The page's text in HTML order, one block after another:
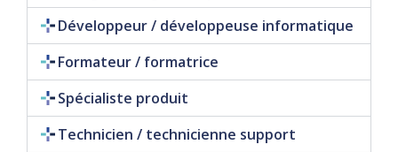
Développeur / développeuse informatique​
Formateur / formatrice
Spécialiste produit
Technicien / technicienne support​